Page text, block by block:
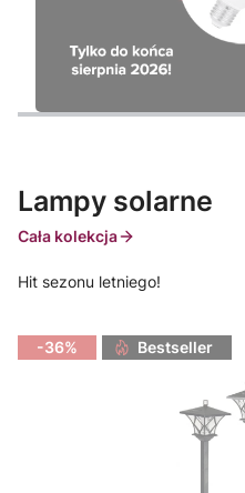
Lampy solarne
Cała kolekcja
Hit sezonu letniego!
-36% Bestseller